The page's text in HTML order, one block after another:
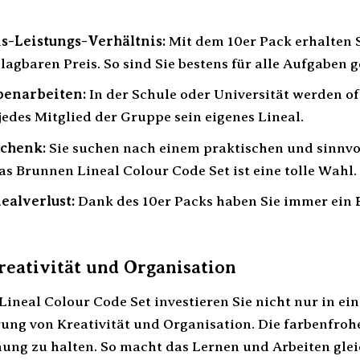
Leistungs-Verhältnis:Mit dem 10er Pack erhalten
Preis. So sind Sie bestens für alle Aufgaben
In der Schule oder Universität werden
Mitglied der Gruppe sein eigenes Lineal.
Sie suchen nach einem praktischen und
Brunnen Lineal Colour Code Set ist eine tolle Wahl.
Dank des 10er Packs haben Sie immer
und Organisation
Colour Code Set investieren Sie nicht nur in
von Kreativität und Organisation. Die
zu halten. So macht das Lernen und Arbeiten